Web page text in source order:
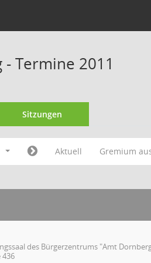
Termine 2011
Sitzungen
Aktuell Gremium
des Bürgerzentrums "Amt